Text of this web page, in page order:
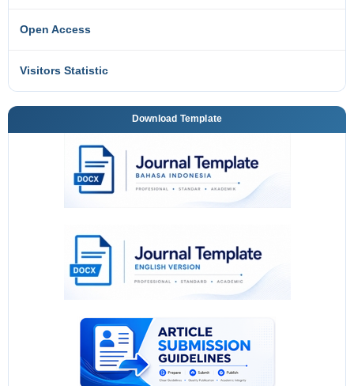
Open Access
Visitors Statistic
Download Template